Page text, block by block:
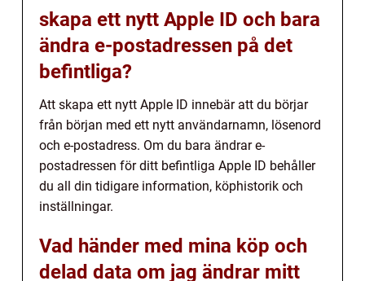
skapa ett nytt Apple ID och bara
ändra e-postadressen på det
befintliga?
Att skapa ett nytt Apple ID innebär att du börjar
från början med ett nytt användarnamn, lösenord
och e-postadress. Om du bara ändrar e-
postadressen för ditt befintliga Apple ID behåller
du all din tidigare information, köphistorik och
inställningar.
Vad händer med mina köp och
delad data om jag ändrar mitt